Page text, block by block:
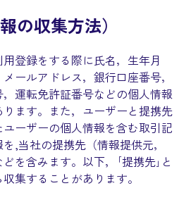
の収集方法）
登録をする際に氏名，生年月
ールアドレス，銀行口座番号，
運転免許証番号などの個人情報
ます。また，ユーザーと提携先
ーザーの個人情報を含む取引記
,当社の提携先（情報提供元，
を含みます。以下，｢提携先｣と
集することがあります。